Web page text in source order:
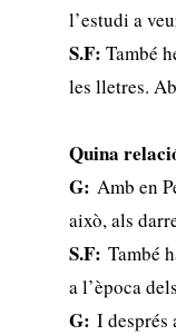
l’estudi a
S.F: També
les lletres.
Quina
G: Amb en
això, als
S.F: També
a l’època
G: I